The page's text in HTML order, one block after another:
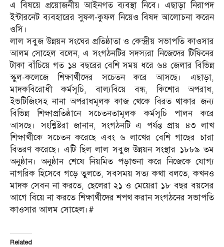
এ বিষয়ে প্রয়োজনীয় আইনগত ব্যবস্থা নিবে। এছাড়া নিরাপদ
ইন্টারনেট ব্যবহারের সুফল-কুফল নিয়েও বিষদ আলোচনা করেন
ওসি।
লাল সবুজ উন্নয়ন সংঘের প্রতিষ্ঠাতা ও কেন্দ্রীয় সভাপতি কাওসার
আলম সোহেল বলেন, এ সংগঠনটির সদস্যরা নিজেদের টিফিনের
টাকা বাঁচিয়ে গত ১৪ বছরের বেশি সময় ধরে ৬৪ জেলার বিভিন্ন
স্কুল-কলেজে শিক্ষার্থীদের সচেতন করে আসছে। এছাড়া,
মাদকবিরোধী কর্মসূচি, বাল্যবিয়ে বন্ধ, কিশোর অপরাধ,
ইভটিজিংসহ নানা অপরাধমূলক কাজ থেকে বিরত থাকার জন্য
বিভিন্ন শিক্ষাপ্রতিষ্ঠানে সচেতনতামূলক কর্মসূচি পালন করে
আসছে। সংশ্লিষ্টরা জানান, সংগঠনটি এ পর্যন্ত প্রায় ৪৩ লাখ
শিক্ষার্থীকে সচেতন করেছে এবং ৬ লাখের বেশি গাছের চারা
বিতরণ করেছে। এটি ছিল লাল সবুজ উন্নয়ন সংস্থার ১৮৮৯ তম
অনুষ্ঠান। অনুষ্ঠান শেষে নিয়মিত পড়াশুনা করে নিজেকে যোগ্য
নাগরিক হিসেবে গড়ে তুলতে, সবসময় সত্য কথা বলতে, কখনও
মাদক সেবন না করতে, ছেলেরা ২১ ও মেয়েরা ১৮ বছর বয়সের
আগে বিয়ে না করতে শিক্ষার্থীদের শপথ করান সংগঠনের সভাপতি
কাওসার আলম সোহেল।#
Related